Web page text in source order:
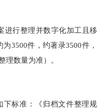
行整理并数字化加工且移
3500件，约著录3500件，
理数量为准）。
标准：《归档文件整理规